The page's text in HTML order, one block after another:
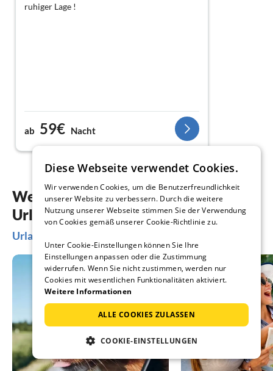
ruhiger Lage !
ab 59€ Nacht
Weitere Inspiration für Ihre
Urlaubsplanung
Urlaubsideen in St. Blasien
Diese Webseite verwendet Cookies.
Wir verwenden Cookies, um die Benutzerfreundlichkeit
unserer Website zu verbessern. Durch die weitere
Nutzung unserer Webseite stimmen Sie der Verwendung
von Cookies gemäß unserer Cookie-Richtlinie zu.
Unter Cookie-Einstellungen können Sie Ihre
Einstellungen anpassen oder die Zustimmung
widerrufen. Wenn Sie nicht zustimmen, werden nur
Cookies mit wesentlichen Funktionalitäten aktiviert.
Weitere Informationen
ALLE COOKIES ZULASSEN
COOKIE-EINSTELLUNGEN